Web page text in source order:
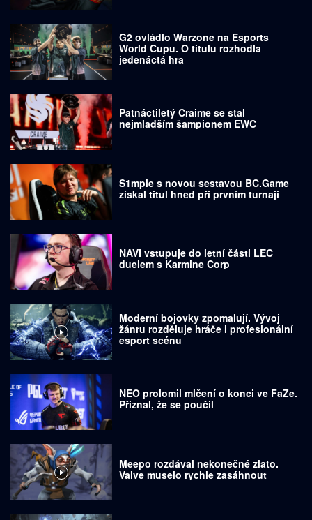
G2 ovládlo Warzone na Esports
World Cupu. O titulu rozhodla
jedenáctá hra
Patnáctiletý Craime se stal
nejmladším šampionem EWC
S1mple s novou sestavou BC.Game
získal titul hned při prvním turnaji
NAVI vstupuje do letní části LEC
duelem s Karmine Corp
Moderní bojovky zpomalují. Vývoj
žánru rozděluje hráče i profesionální
esport scénu
NEO prolomil mlčení o konci ve FaZe.
Přiznal, že se poučil
Meepo rozdával nekonečné zlato.
Valve muselo rychle zasáhnout